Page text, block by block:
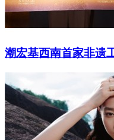
潮宏基西南首家非遗